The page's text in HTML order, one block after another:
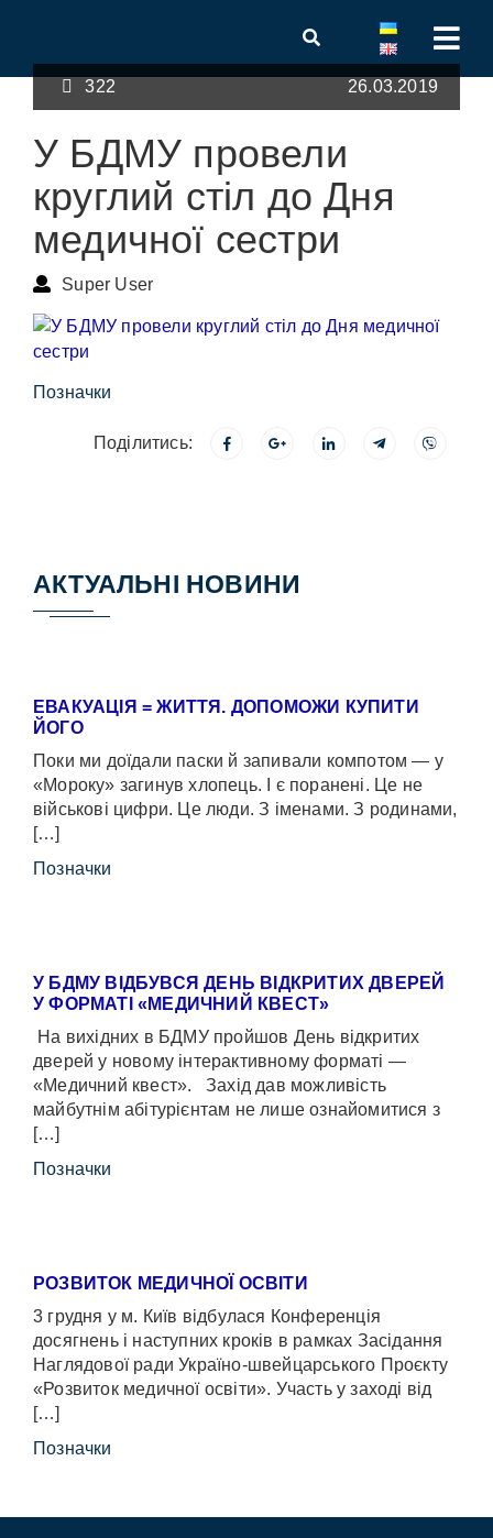
322 26.03.2019
У БДМУ провели
круглий стіл до Дня
медичної сестри
Super User
Позначки
Поділитись:
АКТУАЛЬНІ НОВИНИ
ЕВАКУАЦІЯ = ЖИТТЯ. ДОПОМОЖИ КУПИТИ
ЙОГО
Поки ми доїдали паски й запивали компотом — у
«Мороку» загинув хлопець. І є поранені. Це не
військові цифри. Це люди. З іменами. З родинами,
[…]
Позначки
У БДМУ ВІДБУВСЯ ДЕНЬ ВІДКРИТИХ ДВЕРЕЙ
У ФОРМАТІ «МЕДИЧНИЙ КВЕСТ»
На вихідних в БДМУ пройшов День відкритих
дверей у новому інтерактивному форматі —
«Медичний квест». Захід дав можливість
майбутнім абітурієнтам не лише ознайомитися з
[…]
Позначки
РОЗВИТОК МЕДИЧНОЇ ОСВІТИ
3 грудня у м. Київ відбулася Конференція
досягнень і наступних кроків в рамках Засідання
Наглядової ради Україно-швейцарського Проєкту
«Розвиток медичної освіти». Участь у заході від
[…]
Позначки